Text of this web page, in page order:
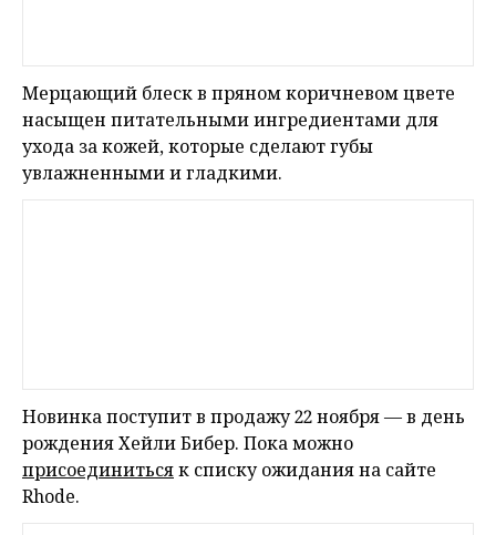
Мерцающий блеск в пряном коричневом цвете
насыщен питательными ингредиентами для
ухода за кожей, которые сделают губы
увлажненными и гладкими.
Новинка поступит в продажу 22 ноября — в день
рождения Хейли Бибер. Пока можно
присоединитьсяк списку ожидания на сайте
Rhode.